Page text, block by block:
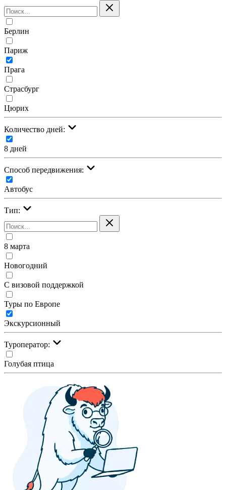
Берлин
Париж
Прага
Страсбург
Цюрих
Количество дней:
8 дней
Cпособ передвижения:
Автобус
Тип:
8 марта
Новогодний
С визовой поддержкой
Туры по Европе
Экскурсионный
Туроператор:
Голубая птица